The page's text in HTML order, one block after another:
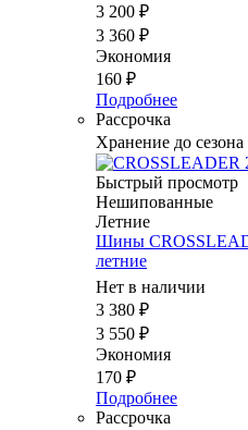
3 200 ₽
3 360 ₽
Экономия
160 ₽
Подробнее
Рассрочка
Хранение до сезона
Быстрый просмотр
Нешипованные
Летние
Шины
летние
Нет в наличии
3 380 ₽
3 550 ₽
Экономия
170 ₽
Подробнее
Рассрочка